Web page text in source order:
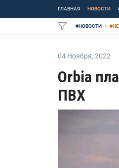
ГЛАВНАЯ НОВОСТИ
#НОВОСТИ #
04 Ноября, 2022
Orbia
ПВХ